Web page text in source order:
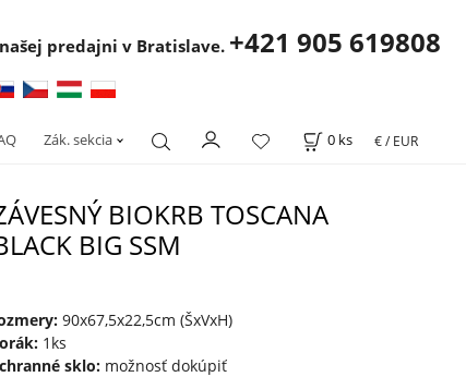
predajni v Bratislave. +421 905 619808
Zák. sekcia 0 ks € / EUR
BIOKRB TOSCANA
BIG SSM
90x67,5x22,5cm (ŠxVxH)
1ks
sklo:možnosť dokúpiť